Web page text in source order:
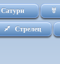
Сатурн
Стрелец